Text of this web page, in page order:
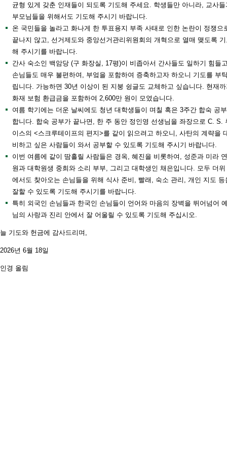
균형 있게 갖춘 인재들이 되도록 기도해 주세요. 학생들만 아니라, 교사들
부모님들을 위해서도 기도해 주시기 바랍니다.
온 국민들을 놀라고 화나게 한 투표용지 부족 사태로 인한 논란이 정쟁으
끝나지 않고, 선거제도와 중앙선거관리위원회의 개혁으로 열매 맺도록
해 주시기를 바랍니다.
간사 숙소인 백암당 (구 화장실, 17평)이 비좁아서 간사들도 일하기 힘들
손님들도 매우 불편하여, 부엌을 포함하여 증축하고자 하오니 기도를 부
립니다. 가능하면 30년 이상이 된 지붕 슁글도 교체하고 싶습니다. 현재
화재 보험 환급금을 포함하여 2,600만 원이 모였습니다.
여름 학기에는 더운 날씨에도 청년 대학생들이 며칠 혹은 3주간 합숙 공
합니다. 합숙 공부가 끝나면, 한 주 동안 정인영 선생님을 좌장으로 C. S.
이스의 <스크루테이프의 편지>를 같이 읽으려고 하오니, 사탄의 계략을
비하고 싶은 사람들이 와서 공부할 수 있도록 기도해 주시기 바랍니다.
이번 여름에 같이 땀흘릴 사람들은 경옥, 혜진을 비롯하여, 성준과 미라
원과 대학원생 중희와 소리 부부, 그리고 대학생인 채은입니다. 모두 더위
에서도 찾아오는 손님들을 위해 식사 준비, 빨래, 숙소 관리, 개인 지도 등
잘할 수 있도록 기도해 주시기를 바랍니다.
특히 외국인 손님들과 한국인 손님들이 언어와 마음의 장벽을 뛰어넘어
님의 사랑과 진리 안에서 잘 어울릴 수 있도록 기도해 주십시오.
늘 기도와 헌금에 감사드리며,
2026년 6월 18일
인경 올림